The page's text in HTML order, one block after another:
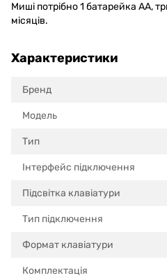
Миші потрібно 1 батарейка AA,
місяців.
Характеристики
Бренд
Модель
Тип
Інтерфейс підключення
Підсвітка клавіатури
Тип підключення
Формат клавіатури
Комплектація